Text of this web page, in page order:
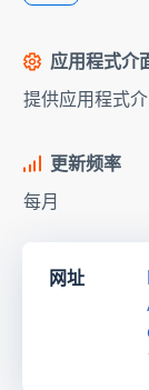
应用程式介
提供应用程式
更新频率
每月
网址